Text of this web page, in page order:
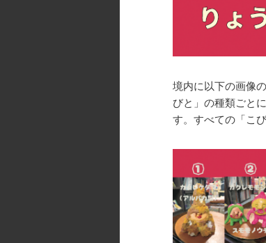
境内に以下の画像
びと」の種類ごと
す。すべての「こ